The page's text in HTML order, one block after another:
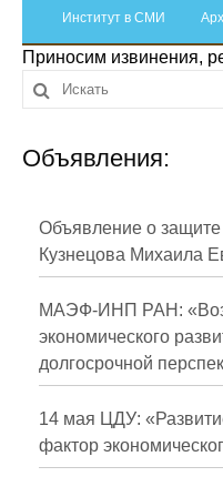
Отчетность
Материалы
Публикации
Научная жизнь
Проблемы
О журнале
Номера
Институт в СМИ
Приносим извинения,
Объявления:
Объявление о защите
Кузнецова Михаила
МАЭФ-ИНП РАН:
экономического
долгосрочной
14 мая ЦДУ:
фактор